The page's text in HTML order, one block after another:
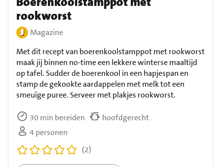
rookworst
Magazine
Met dit recept van boerenkoolstamppot met rookworst
maak jij binnen no-time een lekkere winterse maaltijd
op tafel. Sudder de boerenkool in een hapjespan en
stamp de gekookte aardappelen met melk tot een
smeuïge puree. Serveer met plakjes rookworst.
30 min bereiden
hoofdgerecht
4 personen
(2)